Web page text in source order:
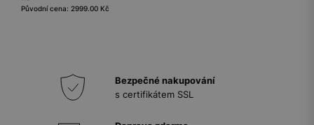
Původní cena: 2999.00 Kč
Bezpečné nakupování
s certifikátem SSL